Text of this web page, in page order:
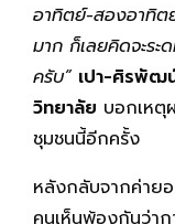
อาทิตย์-สองอาทิต
มาก ก็เลยคิดจะระ
ครับ” เปา-ศิรพัฒ
วิทยาลัย บอกเหตุ
ชุมชนนี้อีกครั้ง
หลังกลับจากค่าย
คนเห็นพ้องกันว่า